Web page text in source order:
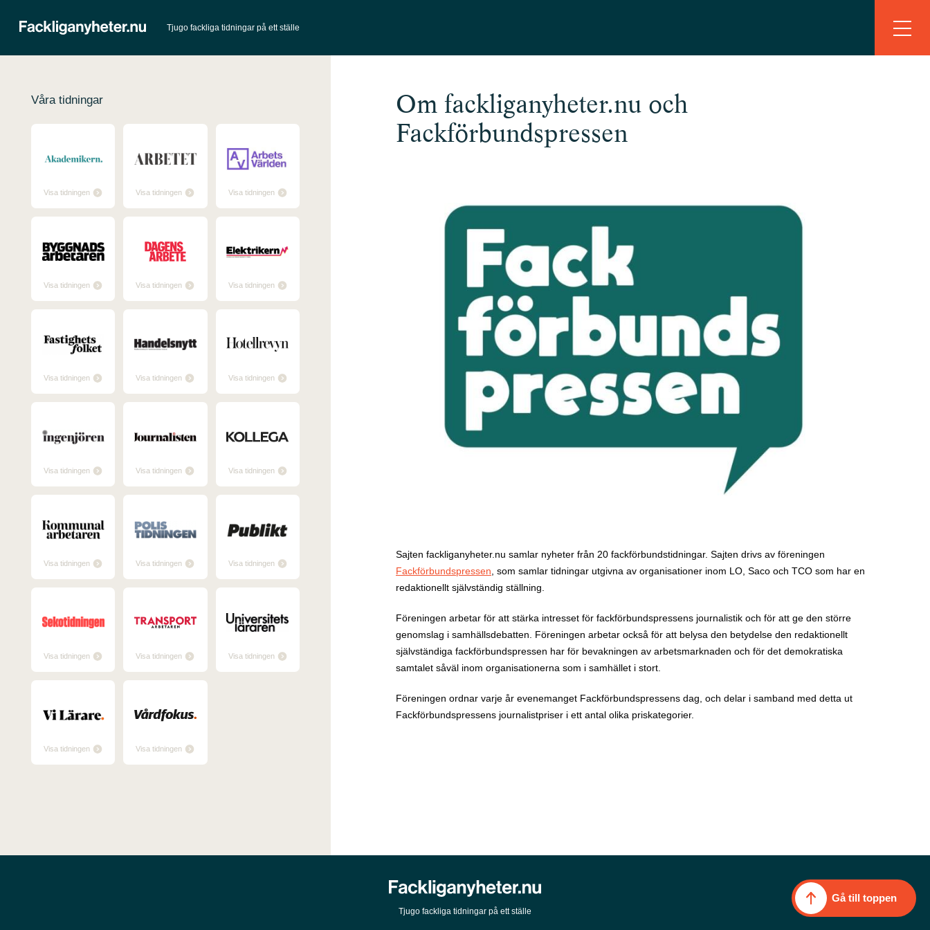
Tjugo fackliga tidningar på ett ställe
Våra tidningar
Visa tidningen Visa tidningen Visa tidningen
Visa tidningen Visa tidningen Visa tidningen
Visa tidningen Visa tidningen Visa tidningen
Visa tidningen Visa tidningen Visa tidningen
Visa tidningen Visa tidningen Visa tidningen
Visa tidningen Visa tidningen Visa tidningen
Visa tidningen Visa tidningen
Om fackliganyheter.nu och
Fackförbundspressen
Sajten fackliganyheter.nu samlar nyheter från 20 fackförbundstidningar. Sajten drivs av föreningen
Fackförbundspressen , som samlar tidningar utgivna av organisationer inom LO, Saco och TCO som har en
redaktionellt självständig ställning.
Föreningen arbetar för att stärka intresset för fackförbundspressens journalistik och för att ge den större
genomslag i samhällsdebatten. Föreningen arbetar också för att belysa den betydelse den redaktionellt
självständiga fackförbundspressen har för bevakningen av arbetsmarknaden och för det demokratiska
samtalet såväl inom organisationerna som i samhället i stort.
Föreningen ordnar varje år evenemanget Fackförbundspressens dag, och delar i samband med detta ut
Fackförbundspressens journalistpriser i ett antal olika priskategorier.
Tjugo fackliga tidningar på ett ställe
Gå till toppen